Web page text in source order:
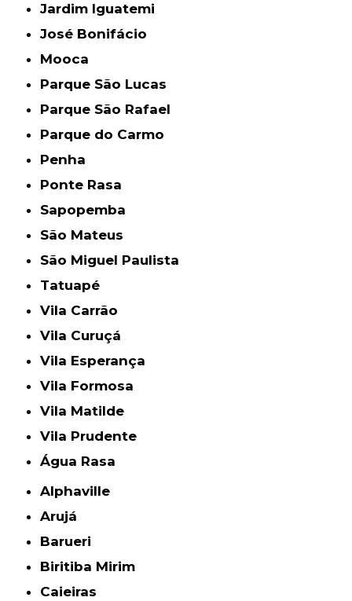
Jardim Iguatemi
José Bonifácio
Mooca
Parque São Lucas
Parque São Rafael
Parque do Carmo
Penha
Ponte Rasa
Sapopemba
São Mateus
São Miguel Paulista
Tatuapé
Vila Carrão
Vila Curuçá
Vila Esperança
Vila Formosa
Vila Matilde
Vila Prudente
Água Rasa
Alphaville
Arujá
Barueri
Biritiba Mirim
Caieiras